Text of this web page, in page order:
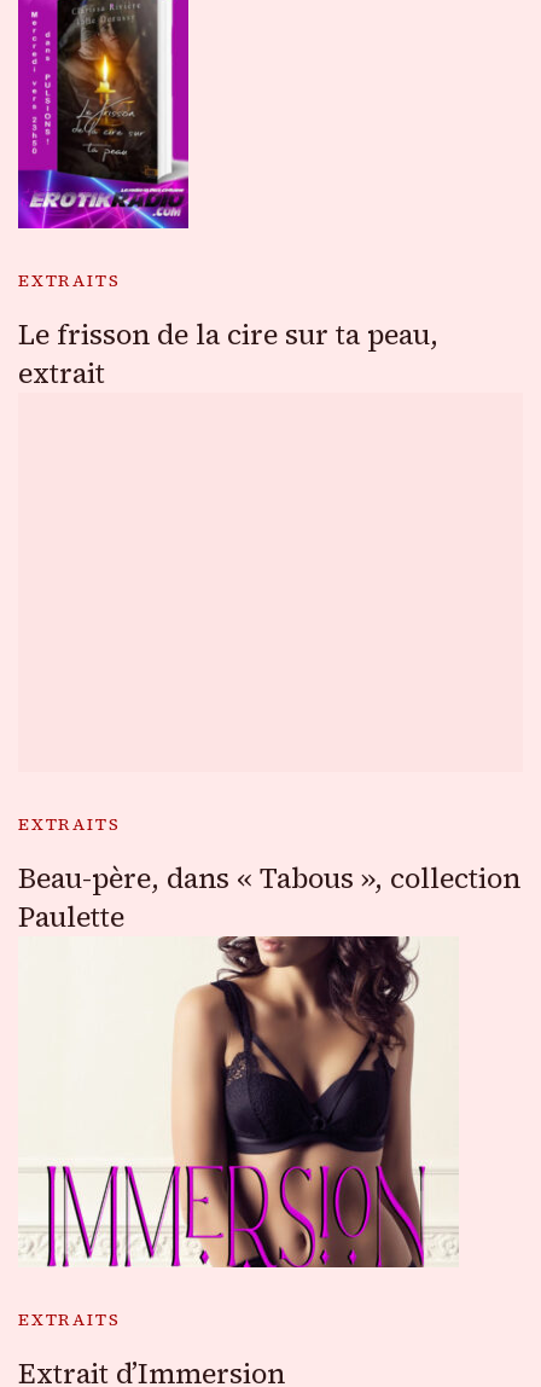
EXTRAITS
Le frisson de la cire sur ta peau,
extrait
EXTRAITS
Beau-père, dans « Tabous », collection
Paulette
EXTRAITS
Extrait d’Immersion